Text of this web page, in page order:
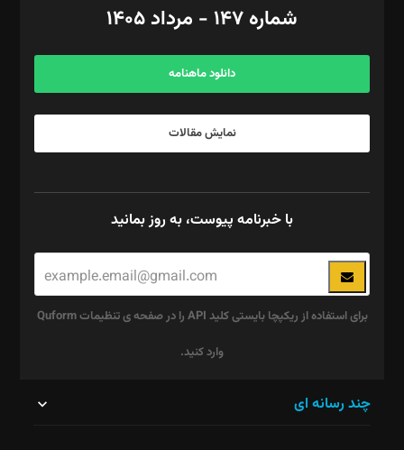
آگهی و مشترکین: ۰۹۱۹۹۹۹۰۴۵۴
شماره ۱۴۷ - مرداد ۱۴۰۵
دانلود ماهنامه
نمایش مقالات
با خبرنامه پیوست، به روز بمانید
برای استفاده از ریکپچا بایستی کلید API را در صفحه ی تنظیمات Quform
وارد کنید.
چند رسانه ای